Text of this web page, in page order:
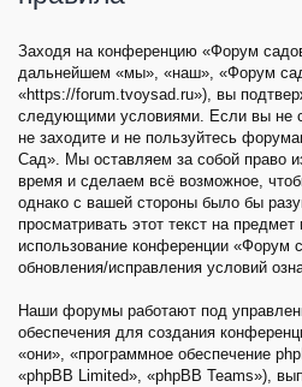
Заходя на конференцию «Форум
дальнейшем «мы», «наш», «Форум
«https://forum.tvoysad.ru»), вы
следующими условиями. Если вы не
не заходите и не пользуйтесь
Сад». Мы оставляем за собой право
время и сделаем всё возможное,
однако с вашей стороны было бы
просматривать этот текст на предмет
использование конференции «Форум
обновления/исправления условий
Наши форумы работают под
обеспечения для создания
«они», «программное обеспечение
«phpBB Limited», «phpBB Teams»),